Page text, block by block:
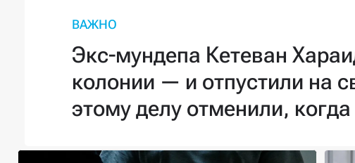
ВАЖНО
Экс-мундепа Кетеван
колонии — и отпустили на
этому делу отменили,